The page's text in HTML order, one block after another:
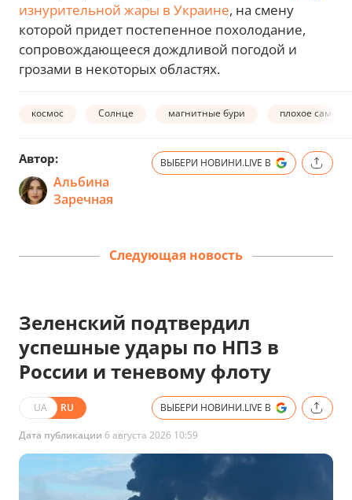
изнурительной жары в Украине, на смену
которой придет постепенное похолодание,
сопровождающееся дождливой погодой и
грозами в некоторых областях.
космос Солнце магнитные бури плохое
Автор:
Альбина
Заречная
ВЫБЕРИ НОВИНИ.LIVE В
Следующая новость
Зеленский подтвердил
успешные удары по НПЗ в
России и теневому флоту
UA RU ВЫБЕРИ НОВИНИ.LIVE В
Дата публикации 6 августа 2026 10:59